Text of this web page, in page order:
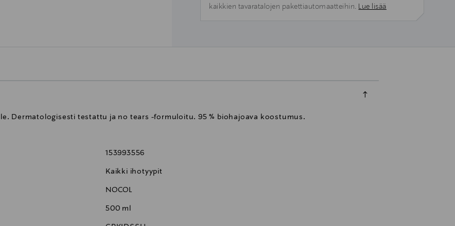
kaikkien tavaratalojen pakettiautomaatteihin. Lue lisää
Dermatologisesti testattu ja no tears -formuloitu. 95 % biohajoava koostumus.
153993556
Kaikki ihotyypit
NOCOL
500 ml